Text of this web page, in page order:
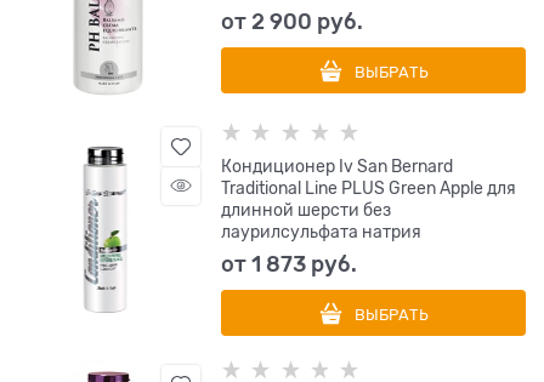
от2 900 руб.
ВЫБРАТЬ
Кондиционер Iv San Bernard
Traditional Line PLUS Green Apple для
длинной шерсти без
лаурилсульфата натрия
от1 873 руб.
ВЫБРАТЬ